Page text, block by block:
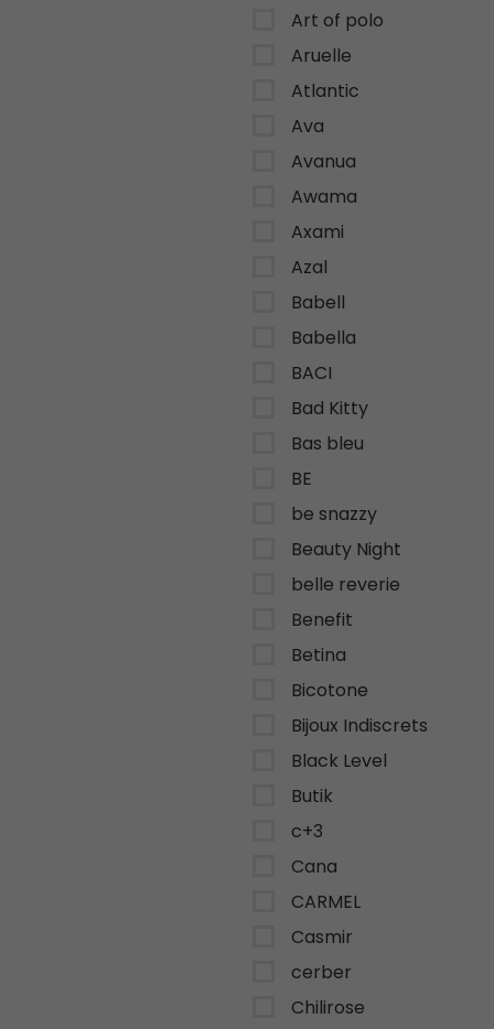
Art of polo
Aruelle
Atlantic
Ava
Avanua
Awama
Axami
Azal
Babell
Babella
BACI
Bad Kitty
Bas bleu
BE
be snazzy
Beauty Night
belle reverie
Benefit
Betina
Bicotone
Bijoux Indiscrets
Black Level
Butik
c+3
Cana
CARMEL
Casmir
cerber
Chilirose